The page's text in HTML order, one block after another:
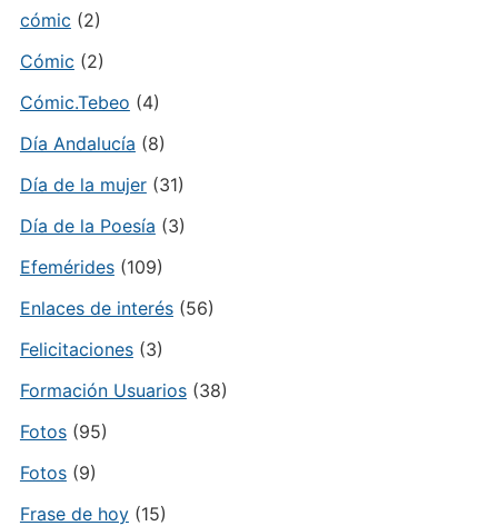
cómic (2)
Cómic (2)
Cómic.Tebeo (4)
Día Andalucía (8)
Día de la mujer(31)
Día de la Poesía (3)
Efemérides(109)
Enlaces de interés(56)
Felicitaciones(3)
Formación Usuarios(38)
Fotos(95)
Fotos(9)
Frase de hoy(15)